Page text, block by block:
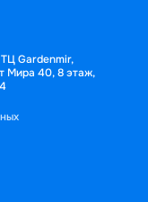
Gardenmir,
Мира 40, 8 этаж,